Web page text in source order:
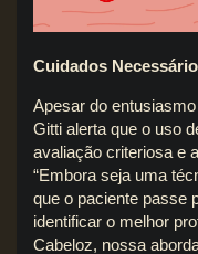
Cuidados
Apesar do
Gitti alerta que o uso
avaliação criteriosa e
“Embora seja uma
que o paciente passe
identificar o melhor
Cabeloz, nossa